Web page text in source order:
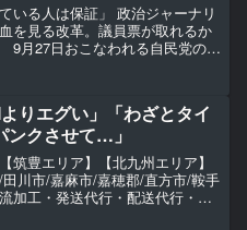
ている人は保証」 政治ジャーナリ
を見る改革。議員票が取れるか
9月27日おこなわれる自民党の総
れた経済政策「民間主導の経済成
ついて詳...
よりエグい」「わざとタイ
ンクさせて…」
筑豊エリア】【北九州エリア】
川市/嘉麻市/嘉穂郡/直方市/鞍手
加工・発送代行・配送代行・商